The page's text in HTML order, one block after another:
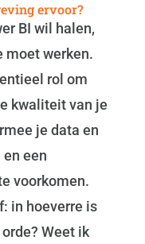
ervoor?
BI wil halen,
moet werken.
rol om
kwaliteit van je
je data en
een
voorkomen.
in hoeverre is
Weet ik